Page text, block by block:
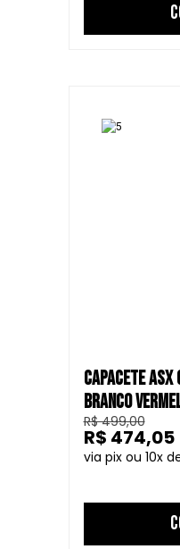
CAPACETE ASX
BRANCO
R$ 499,00
10
R$ 474,05